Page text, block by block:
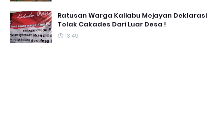
Ratusan Warga Kaliabu Mejayan Deklarasi
Tolak Cakades Dari Luar Desa !
13.49